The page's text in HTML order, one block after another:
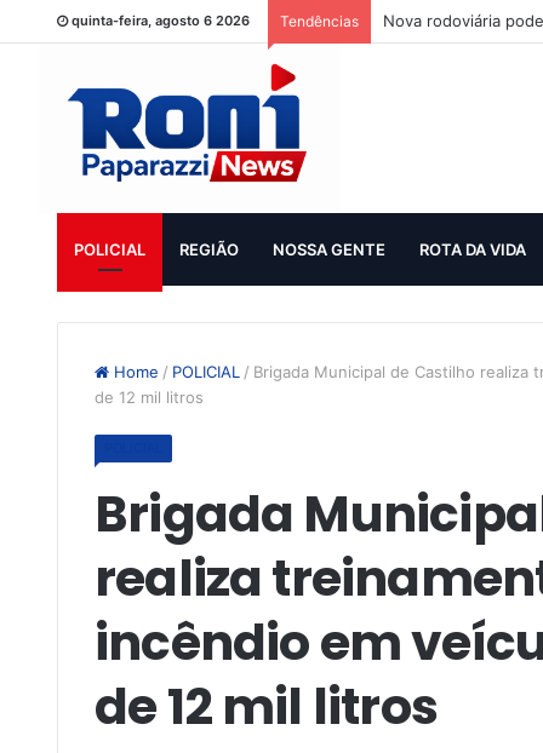
quinta-feira, agosto 6 2026 Tendências Nova rodoviária
POLICIAL REGIÃO NOSSA GENTE ROTA DA VIDA
Home / POLICIAL / Brigada Municipal de Castilho realiza
de 12 mil litros
Brigada
realiza
incêndio em
de 12 mil litros